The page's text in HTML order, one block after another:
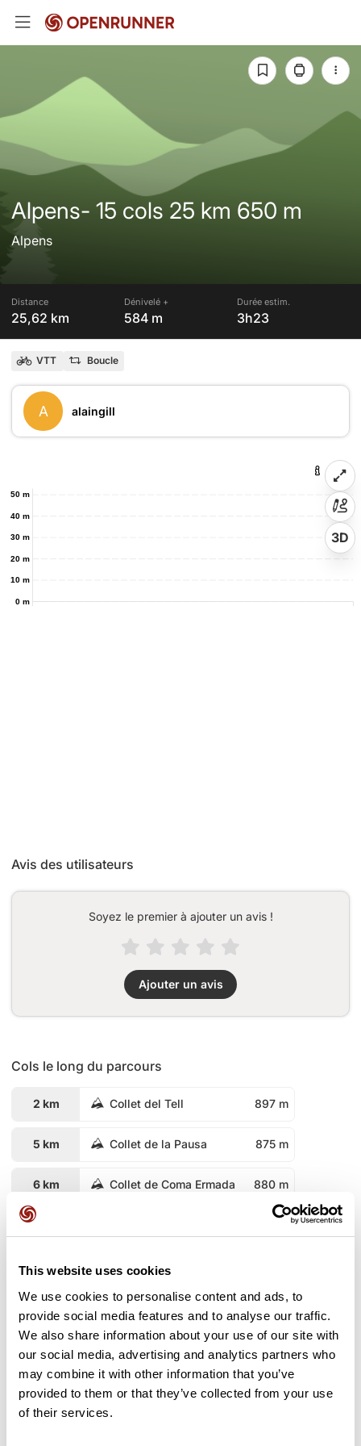
This website uses cookies
We use cookies to personalise content and ads, to
provide social media features and to analyse our traffic.
We also share information about your use of our site with
our social media, advertising and analytics partners who
may combine it with other information that you’ve
provided to them or that they’ve collected from your use
of their services.
Alpens- 15 cols 25 km 650 m
Alpens
Distance
25,62 km
Dénivelé +
584 m
Durée estim.
3h23
VTT Boucle
A alaingill
0 m
10 m
20 m
30 m
40 m
50 m
3D
Avis des utilisateurs
Soyez le premier à ajouter un avis !
Ajouter un avis
Cols le long du parcours
2 km Collet del Tell 897 m
5 km Collet de la Pausa 875 m
6 km Collet de Coma Ermada 880 m
8 km
9 km Collet de la Bena
10 km Collet de les Tanques 856 m
11 km Collet de les Tanques 856 m